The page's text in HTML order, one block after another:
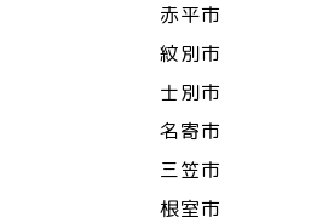
赤平市
紋別市
士別市
名寄市
三笠市
根室市